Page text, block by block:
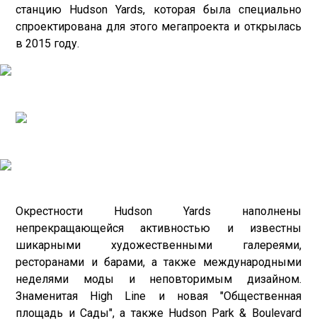
станцию Hudson Yards, которая была специально
спроектирована для этого мегапроекта и открылась
в 2015 году.
Окрестности Hudson Yards наполнены
непрекращающейся активностью и известны
шикарными художественными галереями,
ресторанами и барами, а также международными
неделями моды и неповторимым дизайном.
Знаменитая High Line и новая "Общественная
площадь и Сады", а также Hudson Park & Boulevard